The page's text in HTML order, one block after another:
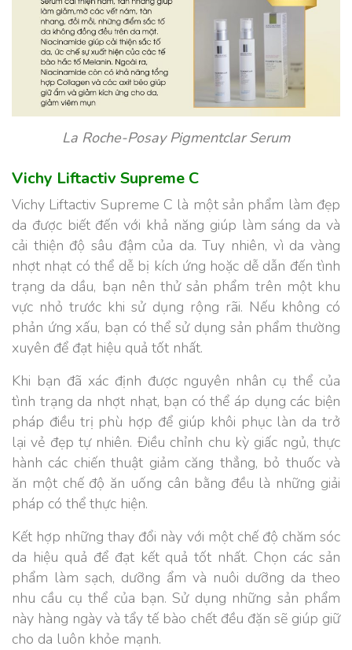
La Roche-Posay Pigmentclar Serum
Vichy Liftactiv Supreme C
Vichy Liftactiv Supreme C là một sản phẩm làm đẹp
da được biết đến với khả năng giúp làm sáng da và
cải thiện độ sâu đậm của da. Tuy nhiên, vì da vàng
nhợt nhạt có thể dễ bị kích ứng hoặc dễ dẫn đến tình
trạng da dầu, bạn nên thử sản phẩm trên một khu
vực nhỏ trước khi sử dụng rộng rãi. Nếu không có
phản ứng xấu, bạn có thể sử dụng sản phẩm thường
xuyên để đạt hiệu quả tốt nhất.
Khi bạn đã xác định được nguyên nhân cụ thể của
tình trạng da nhợt nhạt, bạn có thể áp dụng các biện
pháp điều trị phù hợp để giúp khôi phục làn da trở
lại vẻ đẹp tự nhiên. Điều chỉnh chu kỳ giấc ngủ, thực
hành các chiến thuật giảm căng thẳng, bỏ thuốc và
ăn một chế độ ăn uống cân bằng đều là những giải
pháp có thể thực hiện.
Kết hợp những thay đổi này với một chế độ chăm sóc
da hiệu quả để đạt kết quả tốt nhất. Chọn các sản
phẩm làm sạch, dưỡng ẩm và nuôi dưỡng da theo
nhu cầu cụ thể của bạn. Sử dụng những sản phẩm
này hàng ngày và tẩy tế bào chết đều đặn sẽ giúp giữ
cho da luôn khỏe mạnh.